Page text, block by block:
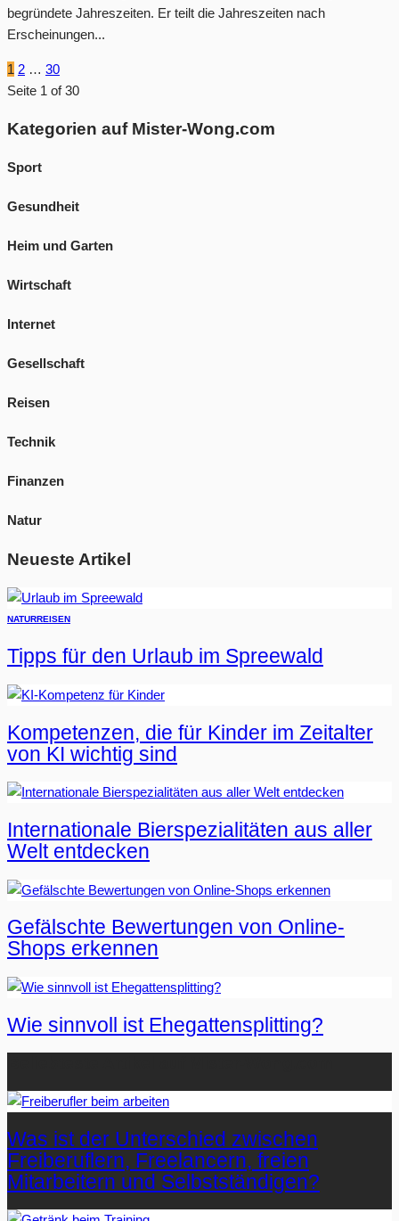
begründete Jahreszeiten. Er teilt die Jahreszeiten nach
Erscheinungen...
1 2 … 30
Seite 1 of 30
Kategorien auf Mister-Wong.com
Sport
Gesundheit
Heim und Garten
Wirtschaft
Internet
Gesellschaft
Reisen
Technik
Finanzen
Natur
Neueste Artikel
NATURREISEN
Tipps für den Urlaub im Spreewald
Kompetenzen, die für Kinder im Zeitalter
von KI wichtig sind
Internationale Bierspezialitäten aus aller
Welt entdecken
Gefälschte Bewertungen von Online-
Shops erkennen
Wie sinnvoll ist Ehegattensplitting?
Was ist der Unterschied zwischen
Freiberuflern, Freelancern, freien
Mitarbeitern und Selbstständigen?